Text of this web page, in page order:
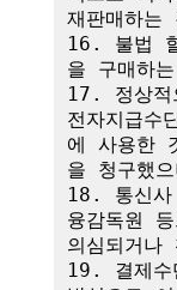
재판매하는
16. 불법
을 구매하
17. 정상적
전자지급수
에 사용한
을 청구했
18. 통신
융감독원
의심되거나
19. 결제수